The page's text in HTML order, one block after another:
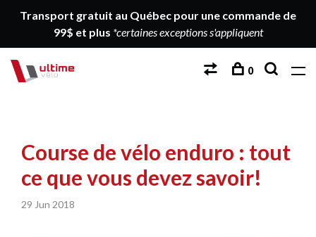
Transport gratuit au Québec pour une commande de
99$ et plus *certaines exceptions s'appliquent
0
Course de vélo enduro : tout
ce que vous devez savoir!
29 Jun 2018